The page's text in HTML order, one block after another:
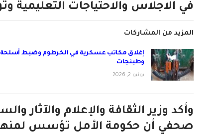
في الاجلاس والاحتياجات التعليمية
المزيد من المشاركات
إغلاق مكاتب عسكرية في الخرطوم وضبط أسلحة
وطبنجات
يونيو 2, 2026
وأكد وزير الثقافة والإعلام والآثار
صحفي أن حكومة الأمل تؤسس